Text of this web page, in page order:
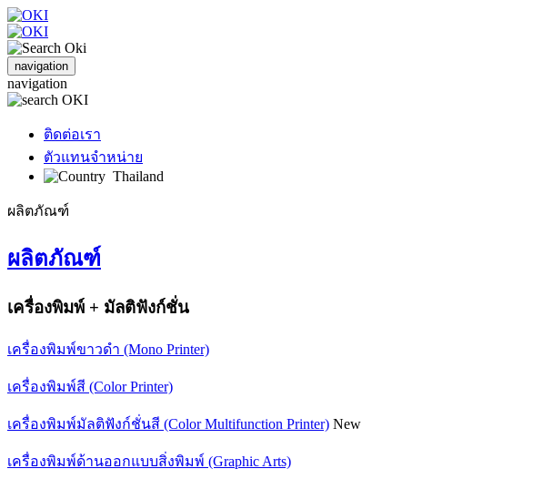
navigation
navigation
ติดต่อเรา
ตัวแทนจำหน่าย
Thailand
ผลิตภัณฑ์
ผลิตภัณฑ์
เครื่องพิมพ์ + มัลติฟังก์ชั่น
เครื่องพิมพ์ขาวดำ (Mono Printer)
เครื่องพิมพ์สี (Color Printer)
เครื่องพิมพ์มัลติฟังก์ชั่นสี (Color Multifunction Printer) New
เครื่องพิมพ์ด้านออกแบบสิ่งพิมพ์ (Graphic Arts)